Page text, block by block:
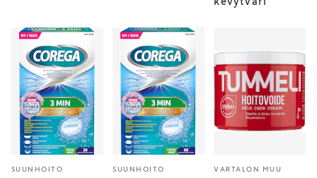
SUUNHOITO SUUNHOITO VARTALON MUU